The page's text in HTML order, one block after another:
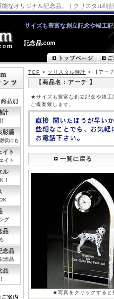
能なオリジナル記念品。｜クリスタル時
サイズも豊富な創立記念や竣工
記念品.com
TOP > クリスタル時計 > 【アー
【商品名：アーチ 】
★サイズも豊富な創立記念や竣工
ご提案致します。
一覧に戻る
★写真をクリックすると
計
彰盾
状にも
イト
イト
ル
！
グ
品
念品
念品
品